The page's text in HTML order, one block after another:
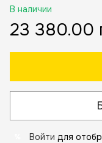
В наличии
23 380.00
Войти для